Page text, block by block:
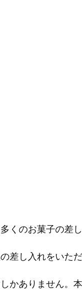
くのお菓子の差
差し入れをいた
かありません。